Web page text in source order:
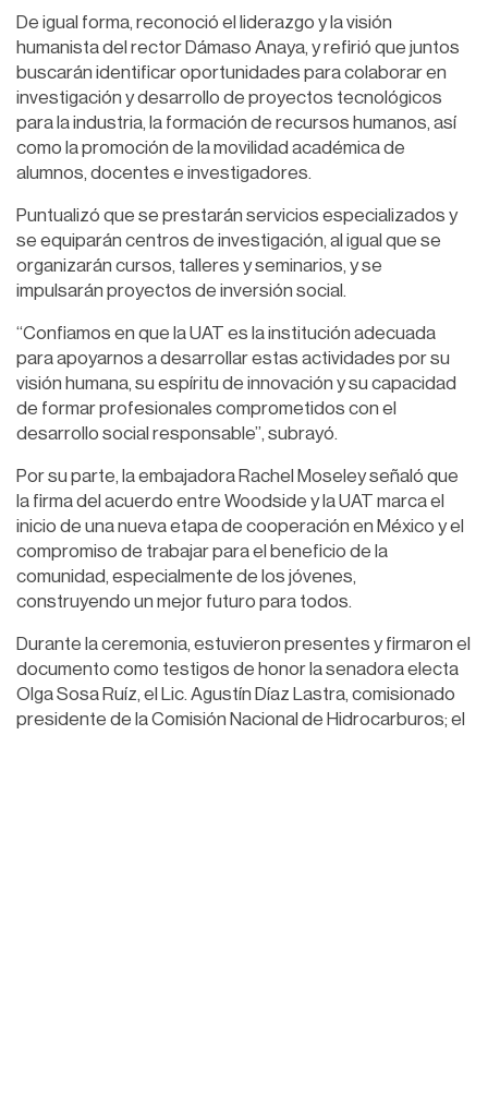
De igual forma, reconoció el liderazgo y la visión
humanista del rector Dámaso Anaya, y refirió que juntos
buscarán identificar oportunidades para colaborar en
investigación y desarrollo de proyectos tecnológicos
para la industria, la formación de recursos humanos, así
como la promoción de la movilidad académica de
alumnos, docentes e investigadores.
Puntualizó que se prestarán servicios especializados y
se equiparán centros de investigación, al igual que se
organizarán cursos, talleres y seminarios, y se
impulsarán proyectos de inversión social.
“Confiamos en que la UAT es la institución adecuada
para apoyarnos a desarrollar estas actividades por su
visión humana, su espíritu de innovación y su capacidad
de formar profesionales comprometidos con el
desarrollo social responsable”, subrayó.
Por su parte, la embajadora Rachel Moseley señaló que
la firma del acuerdo entre Woodside y la UAT marca el
inicio de una nueva etapa de cooperación en México y el
compromiso de trabajar para el beneficio de la
comunidad, especialmente de los jóvenes,
construyendo un mejor futuro para todos.
Durante la ceremonia, estuvieron presentes y firmaron el
documento como testigos de honor la senadora electa
Olga Sosa Ruíz, el Lic. Agustín Díaz Lastra, comisionado
presidente de la Comisión Nacional de Hidrocarburos; el